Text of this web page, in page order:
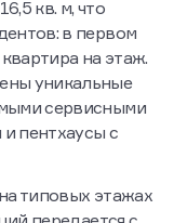
кв. м, что
в первом
на этаж.
уникальные
сервисными
пентхаусы с
типовых этажах